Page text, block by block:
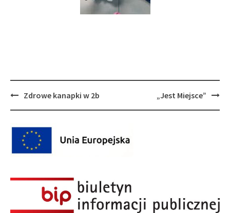
PostZdrowe kanapki w 2b „Jest Miejsce”